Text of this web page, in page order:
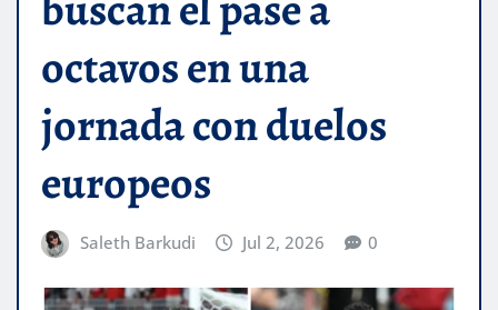
octavos en una
jornada con duelos
europeos
Saleth Barkudi Jul 2, 2026 0